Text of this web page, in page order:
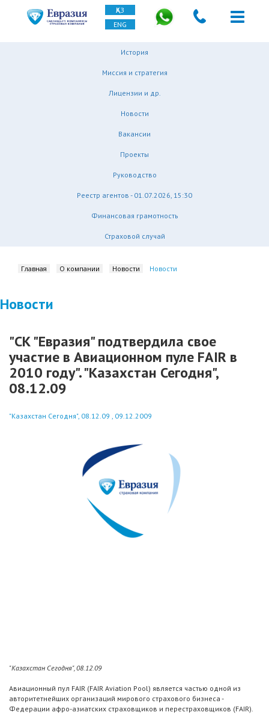
ҚАЗ
ENG
История
Миссия и стратегия
Лицензии и др.
Новости
Вакансии
Проекты
Руководство
Реестр агентов - 01.07.2026, 15:30
Финансовая грамотность
Страховой случай
Главная О компании Новости Новости
Новости
"СК "Евразия" подтвердила свое
участие в Авиационном пуле FAIR в
2010 году". "Казахстан Сегодня",
08.12.09
"Казахстан Сегодня", 08.12.09 , 09.12.2009
"Казахстан Сегодня", 08.12.09
Авиационный пул FAIR (FAIR Aviation Pool) является частью одной из
авторитетнейших организаций мирового страхового бизнеса -
Федерации афро-азиатских страховщиков и перестраховщиков (FAIR).